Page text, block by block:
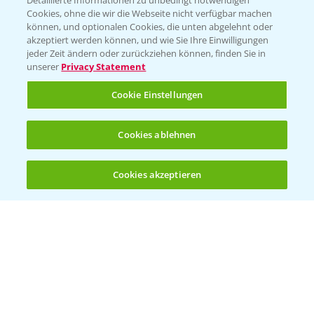
(noch 4)
Folgen Sie uns
Allgemeine Nutzungsbedingungen
Datenschutzerklärung
Cookies, ohne die wir die Webseite nicht verfügbar machen
können, und optionalen Cookies, die unten abgelehnt oder
akzeptiert werden können, und wie Sie Ihre Einwilligungen
jeder Zeit ändern oder zurückziehen können, finden Sie in
unserer Privacy Statement
Cookie Einstellungen
Cookies ablehnen
Cookies akzeptieren